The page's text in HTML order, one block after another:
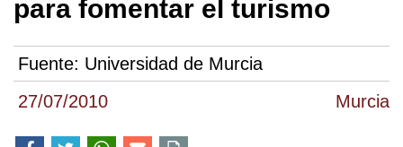
27/07/2010 Murcia
para fomentar el turismo
Fuente: Universidad de Murcia